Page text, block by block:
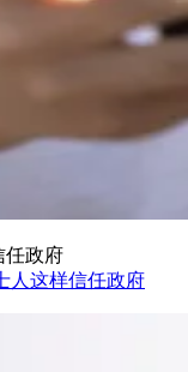
任政府
人这样信任政府